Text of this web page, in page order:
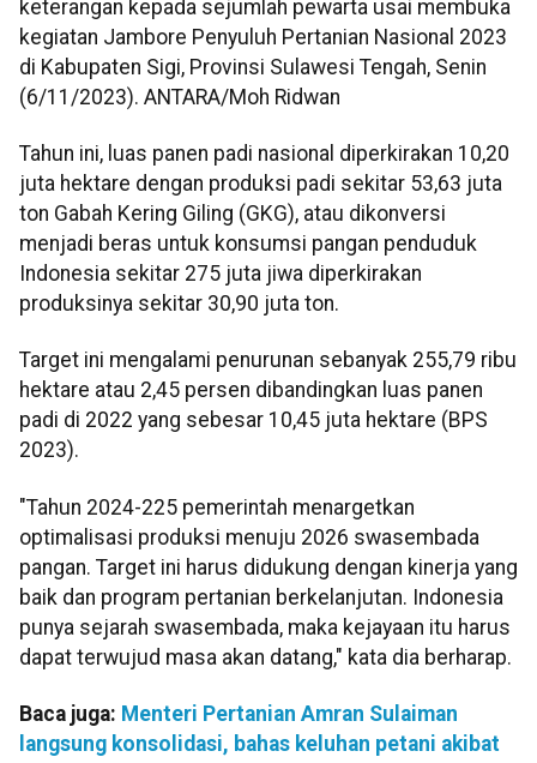
keterangan kepada sejumlah pewarta usai membuka
kegiatan Jambore Penyuluh Pertanian Nasional 2023
di Kabupaten Sigi, Provinsi Sulawesi Tengah, Senin
(6/11/2023). ANTARA/Moh Ridwan
Tahun ini, luas panen padi nasional diperkirakan 10,20
juta hektare dengan produksi padi sekitar 53,63 juta
ton Gabah Kering Giling (GKG), atau dikonversi
menjadi beras untuk konsumsi pangan penduduk
Indonesia sekitar 275 juta jiwa diperkirakan
produksinya sekitar 30,90 juta ton.
Target ini mengalami penurunan sebanyak 255,79 ribu
hektare atau 2,45 persen dibandingkan luas panen
padi di 2022 yang sebesar 10,45 juta hektare (BPS
2023).
"Tahun 2024-225 pemerintah menargetkan
optimalisasi produksi menuju 2026 swasembada
pangan. Target ini harus didukung dengan kinerja yang
baik dan program pertanian berkelanjutan. Indonesia
punya sejarah swasembada, maka kejayaan itu harus
dapat terwujud masa akan datang," kata dia berharap.
Baca juga: Menteri Pertanian Amran Sulaiman
langsung konsolidasi, bahas keluhan petani akibat